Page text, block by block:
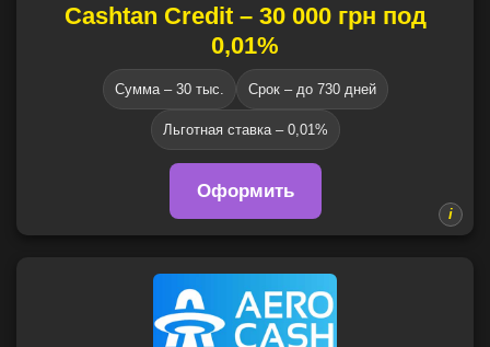
Cashtan Credit – 30 000 грн под
0,01%
Сумма – 30 тыс. Срок – до 730 дней
Льготная ставка – 0,01%
Оформить